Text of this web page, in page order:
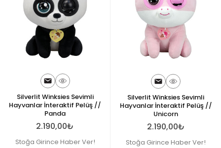
Silverlit Winksies Sevimli
Hayvanlar İnteraktif Pelüş //
Panda
2.190,00₺
Stoğa Girince Haber Ver!
Silverlit Winksies Sevimli
Hayvanlar İnteraktif Pelüş //
Unicorn
2.190,00₺
Stoğa Girince Haber Ver!